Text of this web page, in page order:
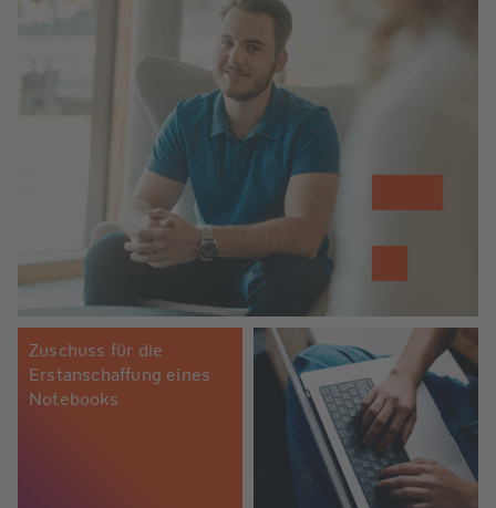
Zuschuss für die
Erstanschaffung eines
Notebooks